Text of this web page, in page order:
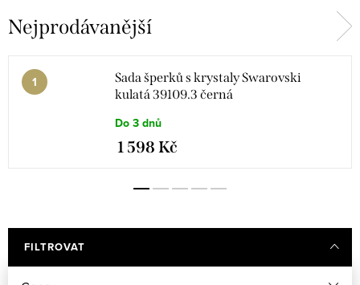
Nejprodávanější
Sada šperků s krystaly Swarovski
kulatá 39109.3 černá
Do 3 dnů
1 598 Kč
FILTROVAT